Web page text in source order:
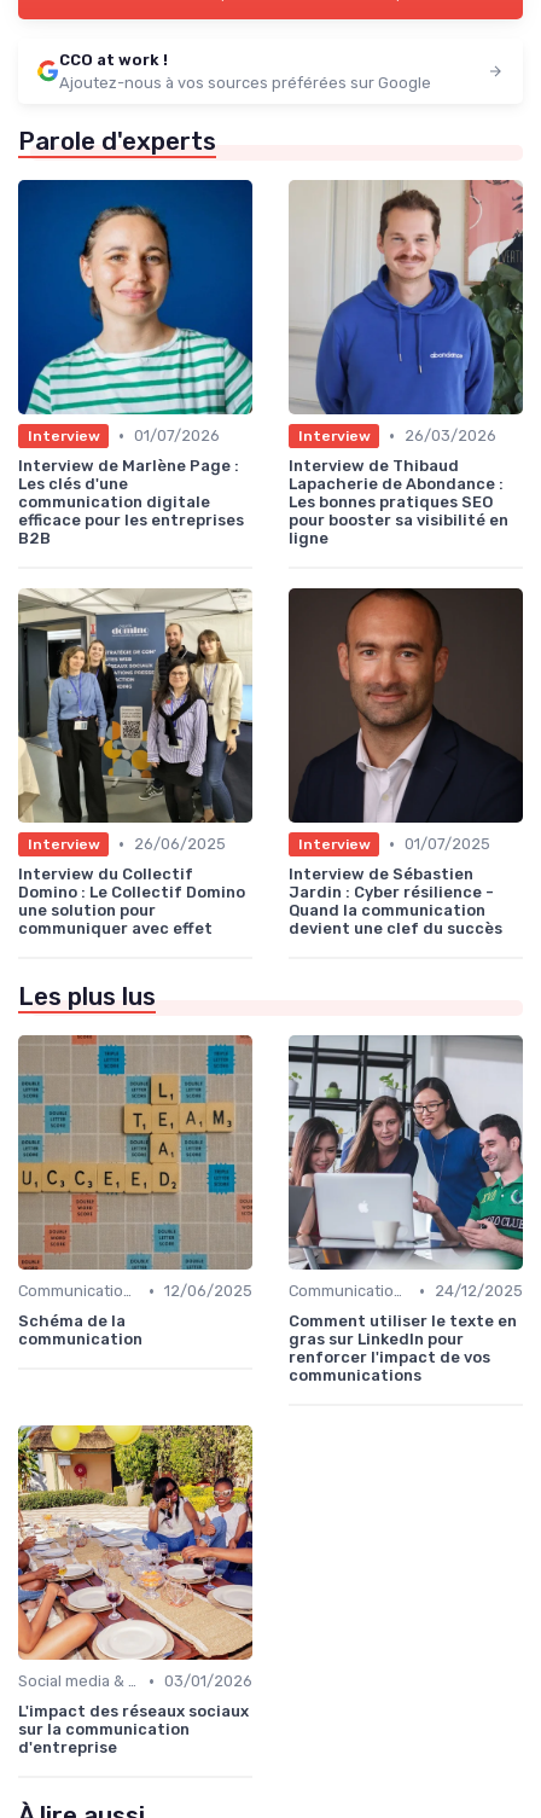
CCO at work !
Ajoutez-nous à vos sources préférées sur Google
Parole d'experts
Interview • 01/07/2026
Interview de Marlène Page :
Les clés d'une
communication digitale
efficace pour les entreprises
B2B
Interview •
26/03/2026
Interview de Thibaud
Lapacherie de Abondance :
Les bonnes pratiques SEO
pour booster sa visibilité en
ligne
Interview •
26/06/2025
Interview du Collectif
Domino : Le Collectif Domino
une solution pour
communiquer avec effet
Interview • 01/07/2025
Interview de Sébastien
Jardin : Cyber résilience -
Quand la communication
devient une clef du succès
Les plus lus
Communication digitale & omnicanale • 12/06/2025
Schéma de la
communication
Communication digitale & omnicanale •
24/12/2025
Comment utiliser le texte en
gras sur LinkedIn pour
renforcer l'impact de vos
communications
Social media & e-réputation • 03/01/2026
L'impact des réseaux sociaux
sur la communication
d'entreprise